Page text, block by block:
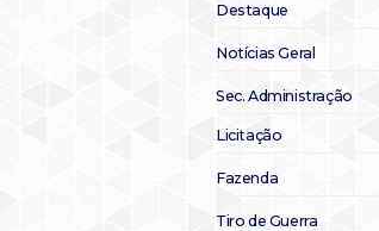
Destaque
Notícias Geral
Sec. Administração
Licitação
Fazenda
Tiro de Guerra